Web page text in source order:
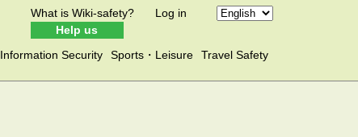
What is Wiki-safety?
Help us
Log in
Information Security Sports・Leisure
Travel Safety